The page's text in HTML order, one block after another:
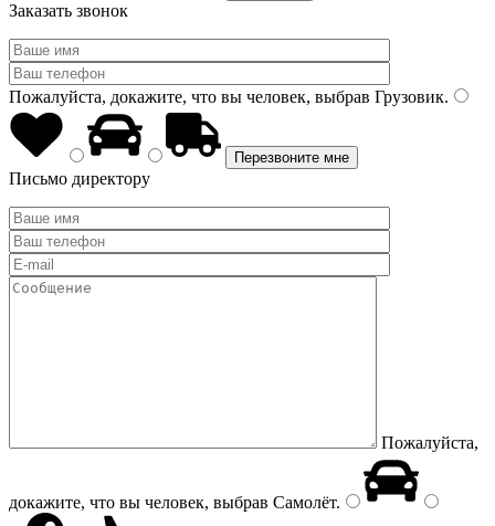
Заказать звонок
Пожалуйста, докажите, что вы человек, выбрав Грузовик.
Письмо директору
Пожалуйста,
докажите, что вы человек, выбрав Самолёт.